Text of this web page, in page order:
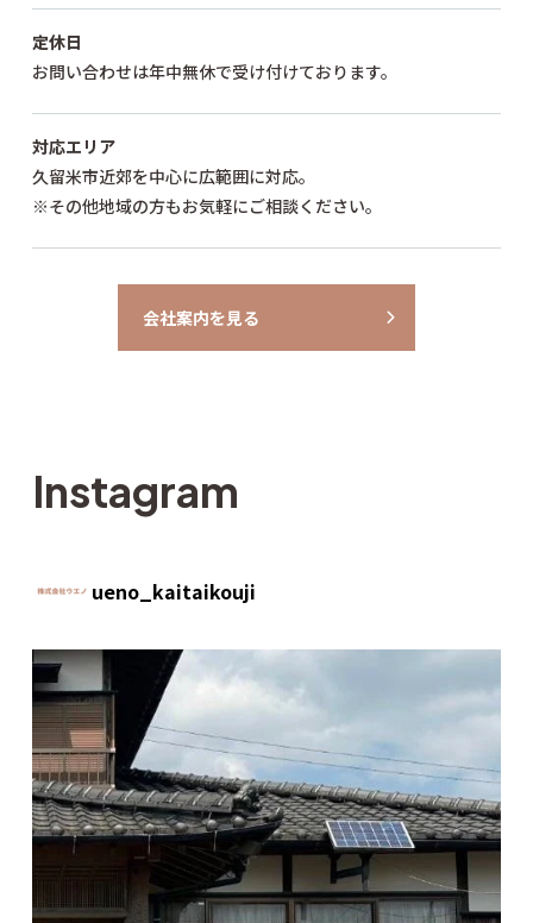
定休日
お問い合わせは年中無休で受け付けております。
対応エリア
久留米市近郊を中心に広範囲に対応。
※その他地域の方もお気軽にご相談ください。
会社案内を見る
Instagram
ueno_kaitaikouji